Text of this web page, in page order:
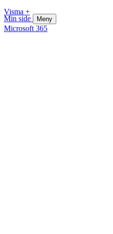
Min side Meny
Visma +
Microsoft 365